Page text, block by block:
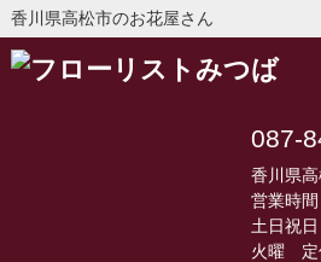
香川県高松市のお花屋さん
087-
香川県
営業時
土日祝
火曜 定